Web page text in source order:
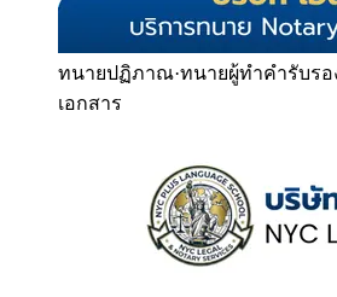
ทนายปฏิภาณ·ทนายผู้ทำคำรับร
เอกสาร